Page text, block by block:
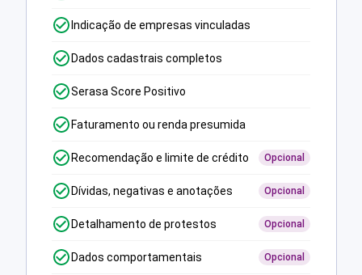
Indicação de empresas vinculadas
Dados cadastrais completos
Serasa Score Positivo
Faturamento ou renda presumida
Recomendação e limite de crédito Opcional
Dívidas, negativas e anotações Opcional
Detalhamento de protestos Opcional
Dados comportamentais Opcional